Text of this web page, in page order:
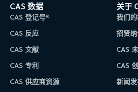
CAS 数据
CAS 登记号®
CAS 反应
CAS 文献
CAS 专利
CAS 供应商资源
关于
我们
招贤
CAS
CAS
新闻